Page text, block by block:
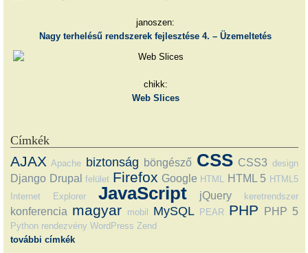
janoszen:
Nagy terhelésű rendszerek fejlesztése 4. – Üzemeltetés
chikk:
Web Slices
Címkék
AJAX Apache biztonság böngésző CSS CSS3 design
Django Drupal felület Firefox Google HTML HTML 5 HTML5
Internet Explorer
JavaScript jQuery keretrendszer
konferencia magyar mobil MySQL PEAR PHP PHP 5
Python rendezvény WordPress Zend
további címkék